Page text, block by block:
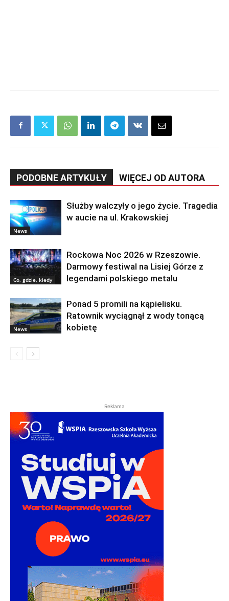
PODOBNE ARTYKUŁY WIĘCEJ OD AUTORA
News
Służby walczyły o jego życie. Tragedia
w aucie na ul. Krakowskiej
Co, gdzie, kiedy
Rockowa Noc 2026 w Rzeszowie.
Darmowy festiwal na Lisiej Górze z
legendami polskiego metalu
News
Ponad 5 promili na kąpielisku.
Ratownik wyciągnął z wody tonącą
kobietę
Reklama